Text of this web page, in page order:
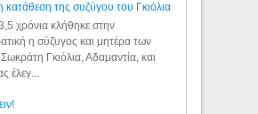
κατάθεση της συζύγου του Γκιόλια
χρόνια κλήθηκε στην
η σύζυγος και μητέρα των
Γκιόλια, Αδαμαντία, και
έλεγ...